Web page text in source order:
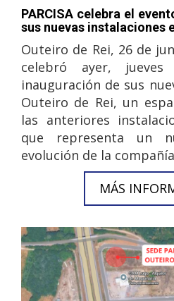
PARCISA celebra el
sus nuevas instalaciones
Outeiro de Rei, 26 de
celebró ayer,
inauguración de sus
Outeiro de Rei, un
las anteriores
que representa un
evolución de la
MÁS